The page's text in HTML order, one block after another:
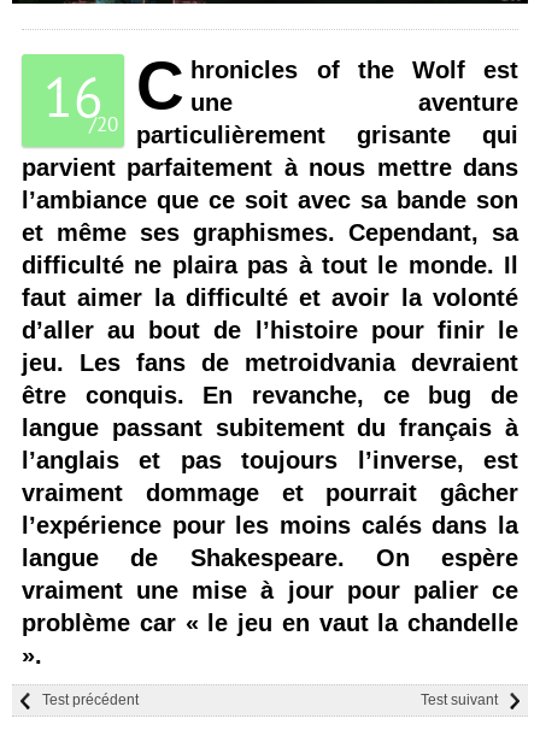
16
/20
C hronicles of the Wolf est
une aventure
particulièrement grisante qui
parvient parfaitement à nous mettre dans
l’ambiance que ce soit avec sa bande son
et même ses graphismes. Cependant, sa
difficulté ne plaira pas à tout le monde. Il
faut aimer la difficulté et avoir la volonté
d’aller au bout de l’histoire pour finir le
jeu. Les fans de metroidvania devraient
être conquis. En revanche, ce bug de
langue passant subitement du français à
l’anglais et pas toujours l’inverse, est
vraiment dommage et pourrait gâcher
l’expérience pour les moins calés dans la
langue de Shakespeare. On espère
vraiment une mise à jour pour palier ce
problème car « le jeu en vaut la chandelle
».
Test suivant
Test précédent